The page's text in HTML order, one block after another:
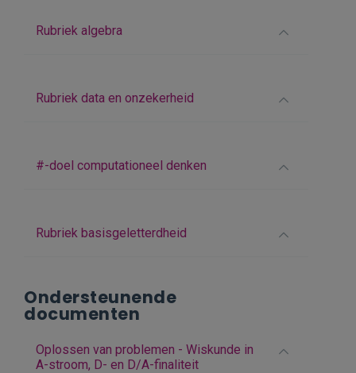
Rubriek algebra
Rubriek data en onzekerheid
#-doel computationeel denken
Rubriek basisgeletterdheid
Ondersteunende
documenten
Oplossen van problemen - Wiskunde in
A-stroom, D- en D/A-finaliteit